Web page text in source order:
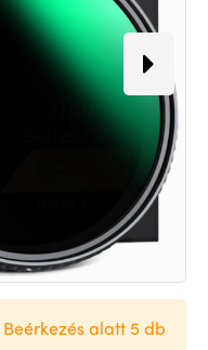
Beérkezés alatt 5 db